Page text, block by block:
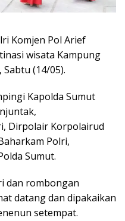
Komjen Pol Arief
wisata Kampung
(14/05).
Kapolda Sumut
Dirpolair Korpolairud
Polri,
Sumut.
dan rombongan
datang dan dipakaikan
setempat.